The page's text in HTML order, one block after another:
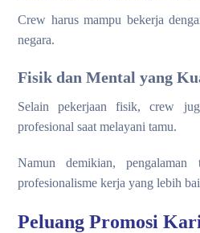
Crew harus mampu bekerja
negara.
Fisik dan Mental yang
Selain pekerjaan fisik, crew
profesional saat melayani tamu.
Namun demikian, pengalaman
profesionalisme kerja yang lebih
Peluang Promosi